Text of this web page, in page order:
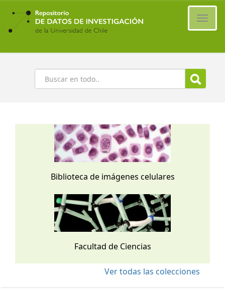
Ir
contenido
principal
Buscar
Biblioteca de imágenes celulares
Facultad de Ciencias
Ver todas las colecciones